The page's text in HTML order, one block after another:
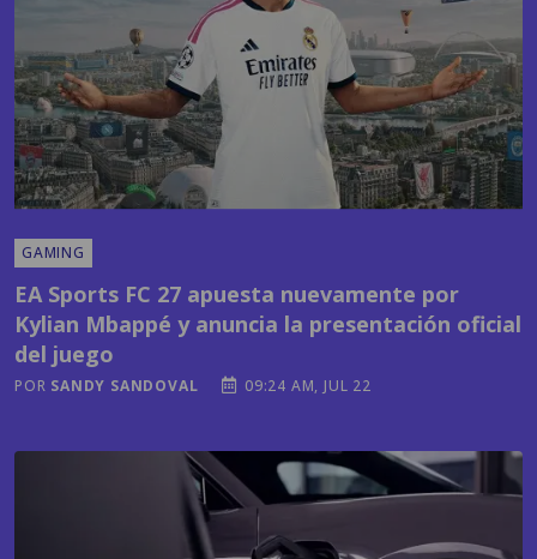
GAMING
Kylian Mbappé y anuncia la presentación oficial
del juego
PORSANDY SANDOVAL 09:24 AM, JUL 22